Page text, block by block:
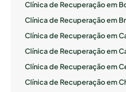
Clínica de Recuperação em
Clínica de Recuperação em
Clínica de Recuperação em
Clínica de Recuperação em
Clínica de Recuperação em
Clínica de Recuperação em